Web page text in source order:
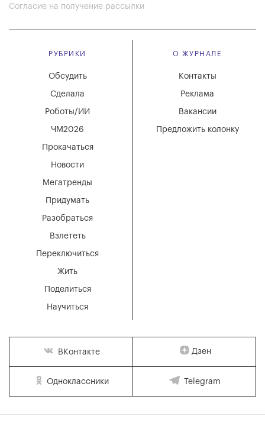
Согласие на получение рассылки
РУБРИКИ
Мегатренды
Придумать
Разобраться
Взлететь
Новости
Переключиться
Жить
Поделиться
Научиться
Обсудить
Сделала
Роботы/ИИ
ЧМ2026
Прокачаться
О ЖУРНАЛЕ
Вакансии
Реклама
Контакты
Предложить колонку
ВКонтакте Дзен
Одноклассники Telegram